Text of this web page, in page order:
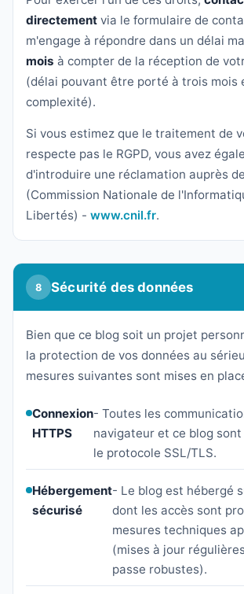
directement via le formulaire de
m'engage à répondre dans un délai
mois à compter de la réception de
(délai pouvant être porté à trois mois
complexité).
Si vous estimez que le traitement de
respecte pas le RGPD, vous avez
d'introduire une réclamation auprès
(Commission Nationale de
Libertés) - www.cnil.fr.
8 Sécurité des données
Bien que ce blog soit un projet
la protection de vos données au
mesures suivantes sont mises en
Connexion
HTTPS
- Toutes les
navigateur et ce blog
le protocole SSL/TLS.
Hébergement
sécurisé
- Le blog est hébergé
dont les accès sont
mesures techniques
(mises à jour
passe robustes).